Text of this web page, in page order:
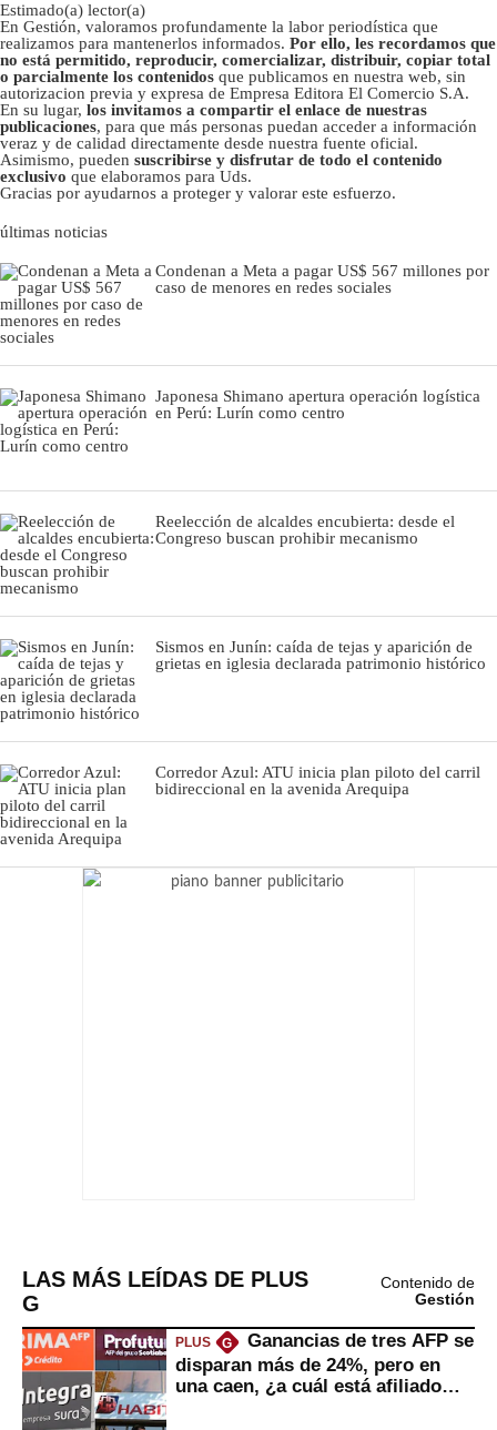
Estimado(a) lector(a)
En Gestión, valoramos profundamente la labor periodística que
realizamos para mantenerlos informados. Por ello, les recordamos que
no está permitido, reproducir, comercializar, distribuir, copiar total
o parcialmente los contenidos que publicamos en nuestra web, sin
autorizacion previa y expresa de Empresa Editora El Comercio S.A.
En su lugar, los invitamos a compartir el enlace de nuestras
publicaciones, para que más personas puedan acceder a información
veraz y de calidad directamente desde nuestra fuente oficial.
Asimismo, pueden suscribirse y disfrutar de todo el contenido
exclusivo que elaboramos para Uds.
Gracias por ayudarnos a proteger y valorar este esfuerzo.
últimas noticias
Condenan a Meta a pagar US$ 567 millones por
caso de menores en redes sociales
Japonesa Shimano apertura operación logística
en Perú: Lurín como centro
Reelección de alcaldes encubierta: desde el
Congreso buscan prohibir mecanismo
Sismos en Junín: caída de tejas y aparición de
grietas en iglesia declarada patrimonio histórico
Corredor Azul: ATU inicia plan piloto del carril
bidireccional en la avenida Arequipa
LAS MÁS LEÍDAS DE PLUS
G
Contenido de
Gestión
PLUS G
Ganancias de tres AFP se
disparan más de 24%, pero en
una caen, ¿a cuál está afiliado